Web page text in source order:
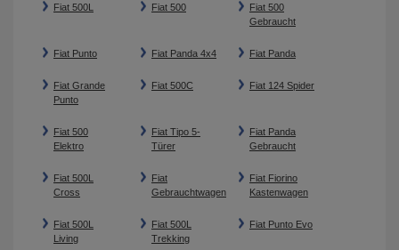
Fiat 500L Fiat 500
Fiat 500
Gebraucht
Fiat Punto Fiat Panda 4x4 Fiat Panda
Fiat Grande
Punto
Fiat 500C Fiat 124 Spider
Fiat 500
Elektro
Fiat Tipo 5-
Türer
Fiat Panda
Gebraucht
Fiat 500L
Cross
Fiat
Gebrauchtwagen
Fiat Fiorino
Kastenwagen
Fiat 500L
Living
Fiat 500L
Trekking
Fiat Punto Evo